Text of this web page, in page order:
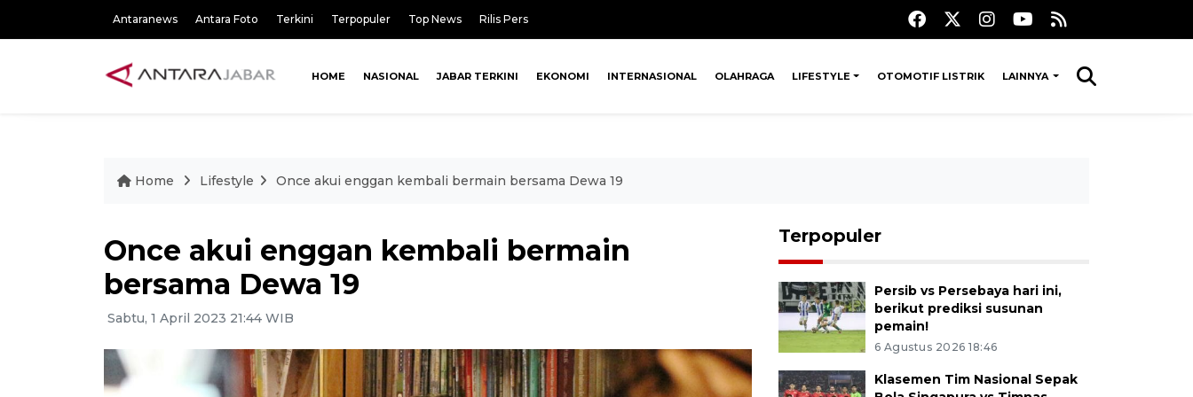
Antaranews Antara Foto Terkini Terpopuler Top News Rilis Pers
HOME NASIONAL JABAR TERKINI EKONOMI INTERNASIONAL OLAHRAGA LIFESTYLE OTOMOTIF LISTRIK LAINNYA
Home Lifestyle Once akui enggan kembali bermain bersama Dewa 19
Once akui enggan kembali bermain
bersama Dewa 19
Sabtu, 1 April 2023 21:44 WIB
Terpopuler
Persib vs Persebaya hari ini,
berikut prediksi susunan
pemain!
6 Agustus 2026 18:46
Klasemen Tim Nasional Sepak